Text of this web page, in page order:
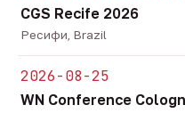
CGS Recife 2026
Ресифи, Brazil
2026-08-25
WN Conference